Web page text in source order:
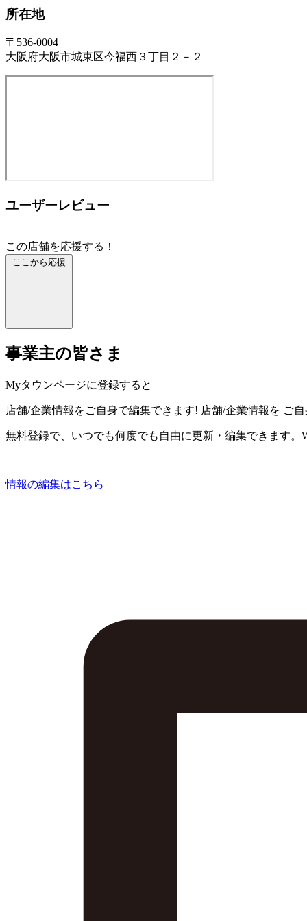
所在地
〒536-0004
大阪府大阪市城東区今福西３丁目２－２
ユーザーレビュー
この店舗を応援する！
ここから応援
事業主の皆さま
Myタウンページに登録すると
店舗/企業情報をご自身で編集できます! 店舗/企業情報を ご
無料登録で、いつでも何度でも自由に更新・編集できます。
情報の編集はこちら